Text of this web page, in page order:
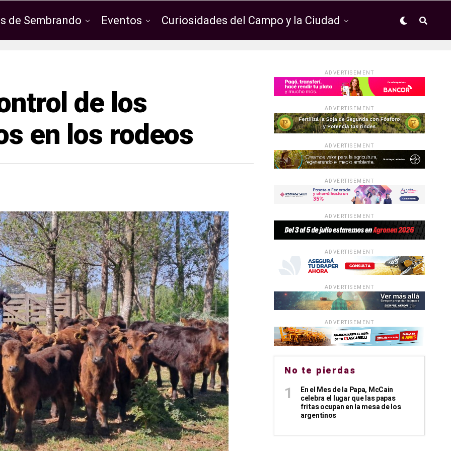
de Sembrando Eventos Curiosidades del Campo y la Ciudad
de los
en los rodeos
ADVERTISEMENT
ADVERTISEMENT
ADVERTISEMENT
ADVERTISEMENT
ADVERTISEMENT
ADVERTISEMENT
ADVERTISEMENT
ADVERTISEMENT
No te pierdas
En el Mes de la Papa, McCain
celebra el lugar que las papas
fritas ocupan en la mesa de los
argentinos